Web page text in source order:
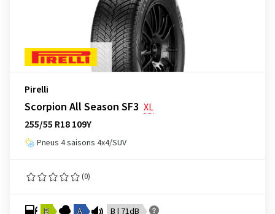
Pirelli
Scorpion All Season SF3 XL
255/55 R18 109Y
Pneus 4 saisons 4x4/SUV
(0)
B A B | 71dB